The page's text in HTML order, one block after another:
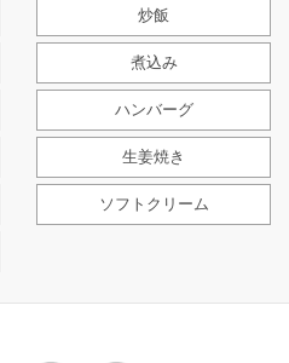
炒飯
煮込み
ハンバーグ
生姜焼き
ソフトクリーム